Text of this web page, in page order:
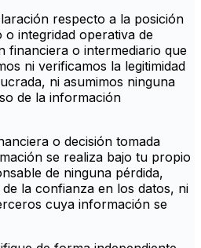
respecto a la posición
integridad operativa de
financiera o intermediario que
ni verificamos la legitimidad
ni asumimos ninguna
de la información
o decisión tomada
se realiza bajo tu propio
de ninguna pérdida,
la confianza en los datos, ni
cuya información se